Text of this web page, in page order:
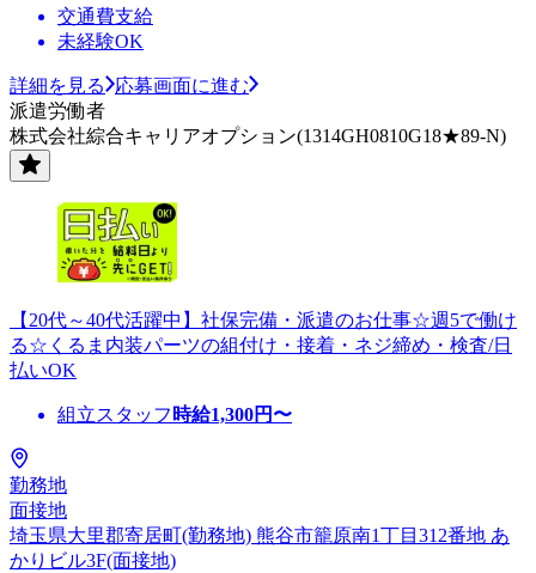
交通費支給
未経験OK
詳細を見る
応募画面に進む
派遣労働者
株式会社綜合キャリアオプション(1314GH0810G18★89-N)
【20代～40代活躍中】社保完備・派遣のお仕事☆週5で働け
る☆くるま内装パーツの組付け・接着・ネジ締め・検査/日
払いOK
組立スタッフ 時給1,300円〜
勤務地
面接地
埼玉県大里郡寄居町(勤務地) 熊谷市籠原南1丁目312番地 あ
かりビル3F(面接地)